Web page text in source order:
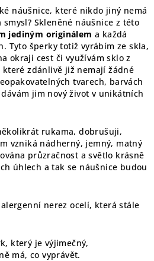
náušnice, které nikdo jiný nemá
Skleněné náušnice z této
jediným originálem a každá
Tyto šperky totiž vyrábím ze skla,
okraji cest či využívám sklo z
zdánlivě již nemají žádné
tvarech, barvách
jim nový život v unikátních
rukama, dobrušuji,
vzniká nádherný, jemný, matný
průzračnost a světlo krásně
úhlech a tak se náušnice budou
nerez ocelí, která stále
který je výjimečný,
má, co vyprávět.